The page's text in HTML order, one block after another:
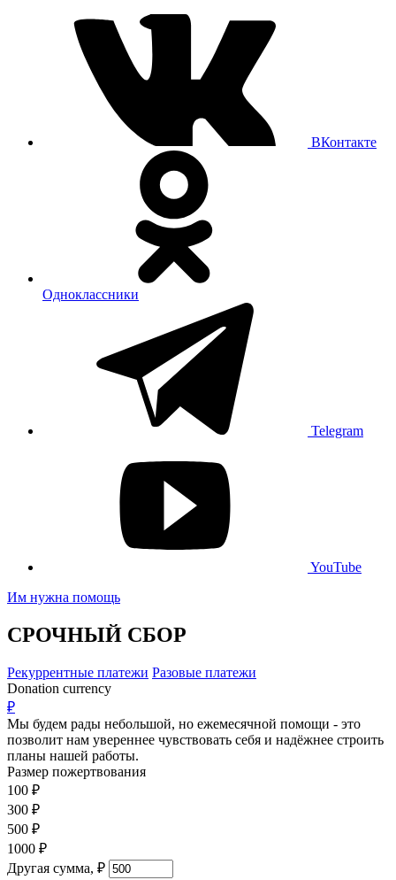
ВКонтакте
Одноклассники
Telegram
YouTube
Им нужна помощь
СРОЧНЫЙ СБОР
Рекуррентные платежи Разовые платежи
Donation currency
₽
Мы будем рады небольшой, но ежемесячной помощи - это
позволит нам увереннее чувствовать себя и надёжнее строить
планы нашей работы.
Размер пожертвования
100 ₽
300 ₽
500 ₽
1000 ₽
Другая сумма, ₽